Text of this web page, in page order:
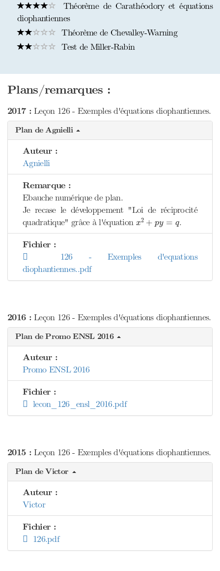
Théorème de Carathéodory et équations
diophantiennes
Théorème de Chevalley-Warning
Test de Miller-Rabin
Plans/remarques :
2017 :Leçon 126 - Exemples d'équations diophantiennes.
Plan de Agnielli
Auteur :
Agnielli
Remarque :
Ebauche numérique de plan.
Je recase le développement "Loi de réciprocité
quadratique" grâce à l'équation x2 + py = q
2 .
Fichier :
126 - Exemples d'equations
diophantiennes..pdf
2016 :Leçon 126 - Exemples d'équations diophantiennes.
Plan de Promo ENSL 2016
Auteur :
Promo ENSL 2016
Fichier :
lecon_126_ensl_2016.pdf
2015 :Leçon 126 - Exemples d'équations diophantiennes.
Plan de Victor
Auteur :
Victor
Fichier :
126.pdf